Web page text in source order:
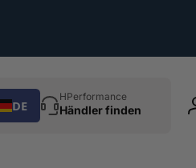
DE
HPerformance
Händler finden